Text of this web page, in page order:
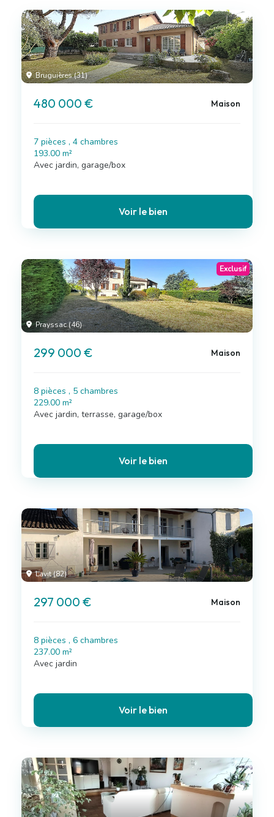
Bruguières (31)
480 000 € Maison
7 pièces , 4 chambres
193.00 m²
Avec jardin, garage/box
Voir le bien
Prayssac (46)
Exclusif
299 000 € Maison
8 pièces , 5 chambres
229.00 m²
Avec jardin, terrasse, garage/box
Voir le bien
Lavit (82)
297 000 € Maison
8 pièces , 6 chambres
237.00 m²
Avec jardin
Voir le bien